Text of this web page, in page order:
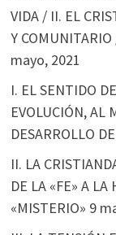
VIDA / II. EL
Y
mayo, 2021
I. EL SENTIDO
EVOLUCIÓN, AL
DESARROLLO
II. LA
DE LA «FE» A
«MISTERIO» 9